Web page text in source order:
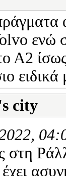
ενώ
Α2
city
στη